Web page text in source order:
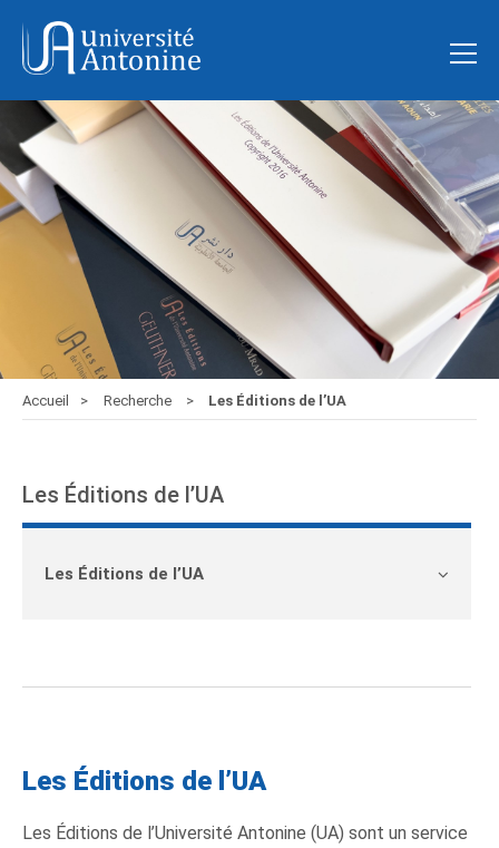
Accueil Recherche Les Éditions de l’UA
Les Éditions de l’UA
Les Éditions de l’UA
Les Éditions de l’UA
Les Éditions de l’Université Antonine (UA) sont un service